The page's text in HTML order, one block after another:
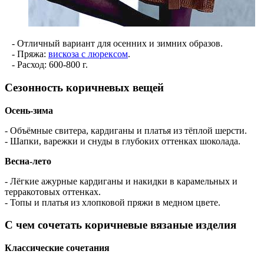
- Отличный вариант для осенних и зимних образов.
- Пряжа: вискоза с люрексом.
- Расход: 600-800 г.
Сезонность коричневых вещей
Осень-зима
- Объёмные свитера, кардиганы и платья из тёплой шерсти.
- Шапки, варежки и снуды в глубоких оттенках шоколада.
Весна-лето
- Лёгкие ажурные кардиганы и накидки в карамельных и
терракотовых оттенках.
- Топы и платья из хлопковой пряжи в медном цвете.
С чем сочетать коричневые вязаные изделия
Классические сочетания